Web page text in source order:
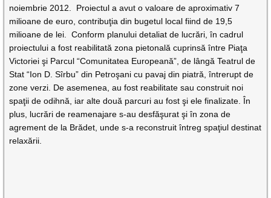
noiembrie 2012. Proiectul a avut o valoare de aproximativ 7
milioane de euro, contribuţia din bugetul local fiind de 19,5
milioane de lei. Conform planului detaliat de lucrări, în cadrul
proiectului a fost reabilitată zona pietonală cuprinsă între Piaţa
Victoriei şi Parcul “Comunitatea Europeană”, de lângă Teatrul de
Stat “Ion D. Sîrbu” din Petroşani cu pavaj din piatră, întrerupt de
zone verzi. De asemenea, au fost reabilitate sau construit noi
spaţii de odihnă, iar alte două parcuri au fost şi ele finalizate. În
plus, lucrări de reamenajare s-au desfăşurat şi în zona de
agrement de la Brădet, unde s-a reconstruit întreg spaţiul destinat
relaxării.